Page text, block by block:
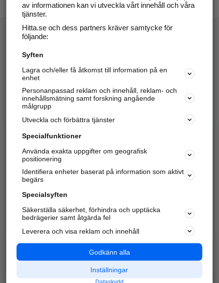
Hitta.se - Gratis nummerupplysning.
Sök företag, personer och platser.
Hitta telefonnummer, adresser, företagsinfo mm.
Marknadsför företaget
Kom igång och annonsera mot
samarbetspartners nära dig.
Alla kategorier
Populära sökningar
API & Kartor
Annonsera
Integritet
Nödnummer
av informationen kan vi utveckla vårt innehåll och våra
tjänster.
Hitta.se och dess partners kräver samtycke för
följande:
Syften
Lagra och/eller få åtkomst till information på en
enhet
Personanpassad reklam och innehåll, reklam- och
innehållsmätning samt forskning angående
målgrupp
Utveckla och förbättra tjänster
Specialfunktioner
Använda exakta uppgifter om geografisk
positionering
Identifiera enheter baserat på information som aktivt
begärs
Specialsyften
Säkerställa säkerhet, förhindra och upptäcka
bedrägerier samt åtgärda fel
Leverera och visa reklam och innehåll
Godkänn alla
Inställningar
Dataskydd